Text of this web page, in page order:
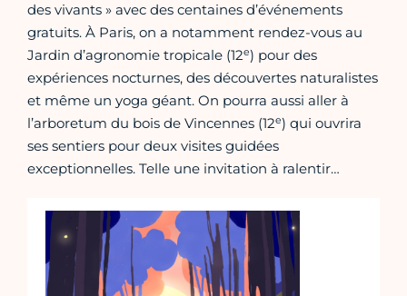
des vivants » avec des centaines d’événements
gratuits. À Paris, on a notamment rendez-vous au
Jardin d’agronomie tropicale (12e) pour des
expériences nocturnes, des découvertes naturalistes
et même un yoga géant. On pourra aussi aller à
l’arboretum du bois de Vincennes (12e) qui ouvrira
ses sentiers pour deux visites guidées
exceptionnelles. Telle une invitation à ralentir…